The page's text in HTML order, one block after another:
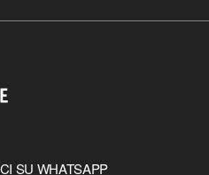
SU WHATSAPP